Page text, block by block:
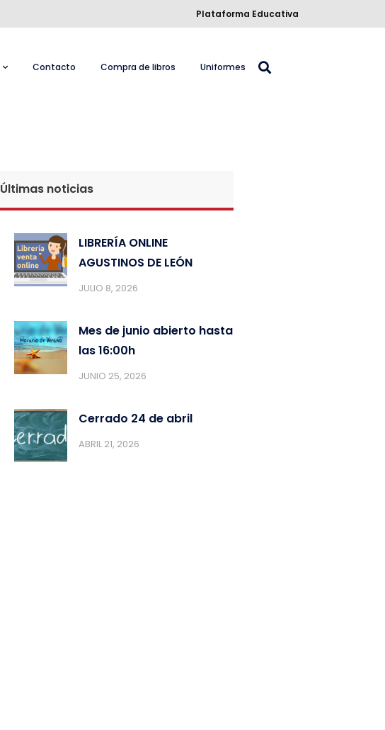
Plataforma Educativa
Contacto Compra de libros Uniformes
Últimas noticias
LIBRERÍA ONLINE
AGUSTINOS DE LEÓN
JULIO 8, 2026
Mes de junio abierto hasta
las 16:00h
JUNIO 25, 2026
Cerrado 24 de abril
ABRIL 21, 2026